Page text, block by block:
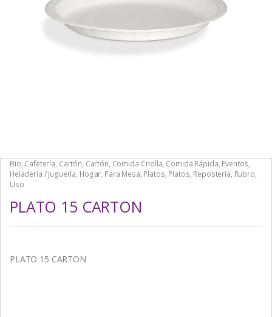
Bio, Cafetería, Cartón, Cartón, Comida Criolla, Comida Rápida, Eventos,
Heladería / Juguería, Hogar, Para Mesa, Platos, Platos, Repostería, Rubro,
Uso
PLATO 15 CARTON
PLATO 15 CARTON